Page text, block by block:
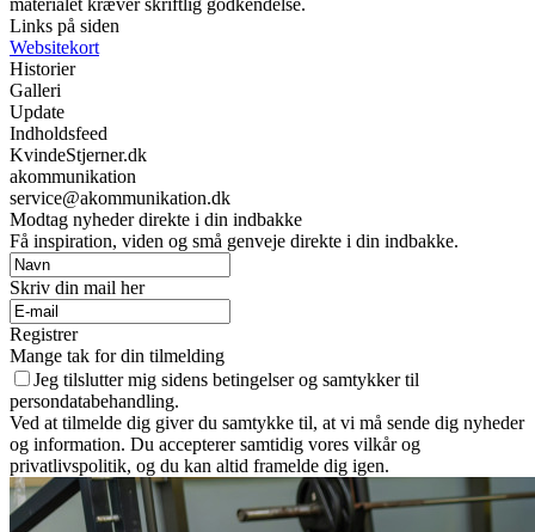
materialet kræver skriftlig godkendelse.
Links på siden
Websitekort
Historier
Galleri
Update
Indholdsfeed
KvindeStjerner.dk
akommunikation
service@akommunikation.dk
Modtag nyheder direkte i din indbakke
Få inspiration, viden og små genveje direkte i din indbakke.
Skriv din mail her
Registrer
Mange tak for din tilmelding
Jeg tilslutter mig sidens betingelser og samtykker til
persondatabehandling.
Ved at tilmelde dig giver du samtykke til, at vi må sende dig nyheder
og information. Du accepterer samtidig vores vilkår og
privatlivspolitik, og du kan altid framelde dig igen.